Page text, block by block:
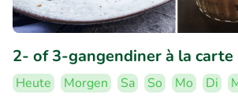
2- of 3-gangendiner à la carte
Heute Morgen Sa So Mo Di